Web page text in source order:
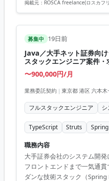
掲載元： ROSCA freelance(ロスカフ
募集中 19日前
Java／大手ネット証券向
スタックエンジニア案件・
〜900,000円/月
業務委託契約 | 東京都 港区 六本木
フルスタックエンジニア
TypeScript Struts Spring
職務内容
大手証券会社のシステム開
フロントエンドまで一気通
ダンな技術スタック（